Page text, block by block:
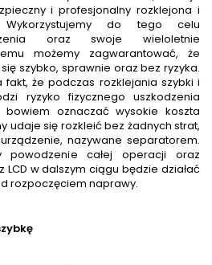
i profesjonalny rozklejona i
do tego celu
oraz swoje wieloletnie
możemy zagwarantować, że
szybko, sprawnie oraz bez ryzyka.
że podczas rozklejania szybki i
ryzyko fizycznego uszkodzenia
bowiem oznaczać wysokie koszta
udaje się rozkleić bez żadnych strat,
nazywane separatorem.
powodzenie całej operacji oraz
w dalszym ciągu będzie działać
rozpoczęciem naprawy.